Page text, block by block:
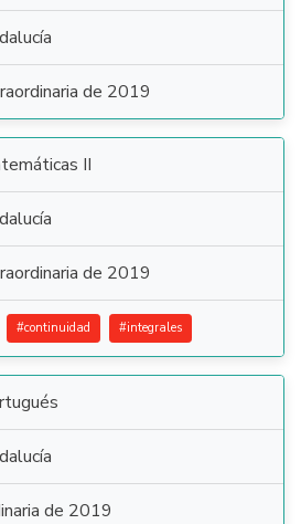
de 2019
II
de 2019
#continuidad #integrales
de 2019